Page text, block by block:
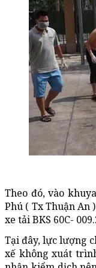
Theo đó, vào
Phú ( Tx Thuận An
xe tải BKS 60C-
Tại đây, lực lượng
xế không xuát